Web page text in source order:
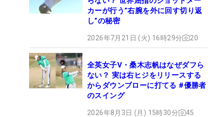
カーが行う”右腕を外に回す切り返
し”の秘密
2026年7月21日 (火) 16時29分 20
全英女子V・桑木志帆はなぜダフら
ない？ 実は右ヒジをリリースする
からダウンブローに打てる #優勝者
のスイング
2026年8月3日 (月) 15時30分 45